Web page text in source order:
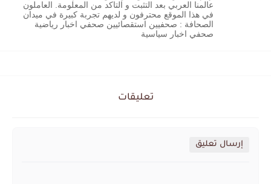
عالمنا العربي بعد التثبت و التاكد من المعلومة. العاملون
في هذا الموقع محترفون و لديهم تجربة كبيرة في ميدان
الصحافة : صحفيين استقصائيين صحفي اخبار رياضية
صحفي اخبار سياسية
تعليقات
إرسال تعليق